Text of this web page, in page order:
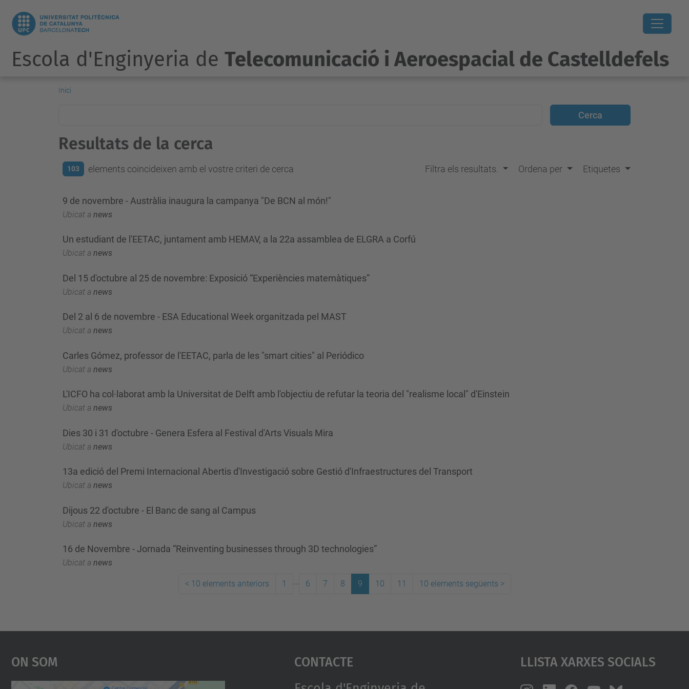
Escola d'Enginyeria de Telecomunicació i Aeroespacial de Castelldefels
Inici
Resultats de la cerca
103 elements coincideixen amb el vostre criteri de cerca Filtra els resultats. Ordena per Etiquetes
9 de novembre - Austràlia inaugura la campanya "De BCN al món!"
Ubicat a news
Un estudiant de l'EETAC, juntament amb HEMAV, a la 22a assamblea de ELGRA a Corfú
Ubicat a news
Del 15 d'octubre al 25 de novembre: Exposició “Experiències matemàtiques”
Ubicat a news
Del 2 al 6 de novembre - ESA Educational Week organitzada pel MAST
Ubicat a news
Carles Gómez, professor de l'EETAC, parla de les "smart cities" al Periódico
Ubicat a news
L'ICFO ha col·laborat amb la Universitat de Delft amb l'objectiu de refutar la teoria del "realisme local" d'Einstein
Ubicat a news
Dies 30 i 31 d'octubre - Genera Esfera al Festival d'Arts Visuals Mira
Ubicat a news
13a edició del Premi Internacional Abertis d'Investigació sobre Gestió d'Infraestructures del Transport
Ubicat a news
Dijous 22 d'octubre - El Banc de sang al Campus
Ubicat a news
16 de Novembre - Jornada “Reinventing businesses through 3D technologies”
Ubicat a news
< 10 elements anteriors 1 6 7 8 9 10 11 10 elements següents >
On Som Contacte Llista Xarxes Socials